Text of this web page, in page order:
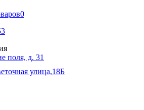
0
поля, д. 31
улица,18Б